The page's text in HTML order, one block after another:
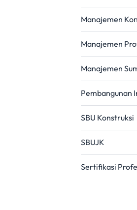
Manajemen
Manajemen
Manajemen
Pembangunan
SBU Konstruksi
SBUJK
Sertifikasi